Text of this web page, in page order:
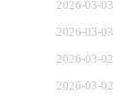
2026-03-03
2026-03-03
2026-03-02
2026-03-02